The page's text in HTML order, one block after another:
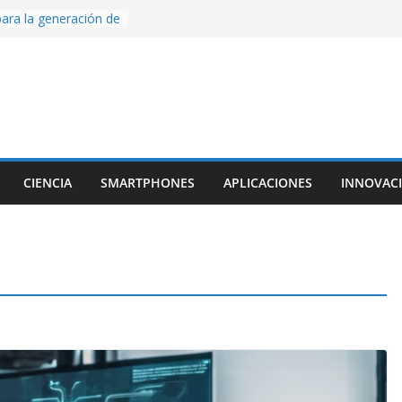
la generación de
con Inteligencia
una app
una
CIENCIA SMARTPHONES APLICACIONES